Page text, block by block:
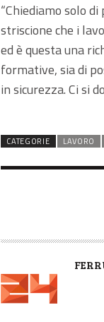
“Chiediamo solo
striscione che i
ed è questa una
formative, sia di
in sicurezza. Ci si
CATEGORIE LAVORO
A